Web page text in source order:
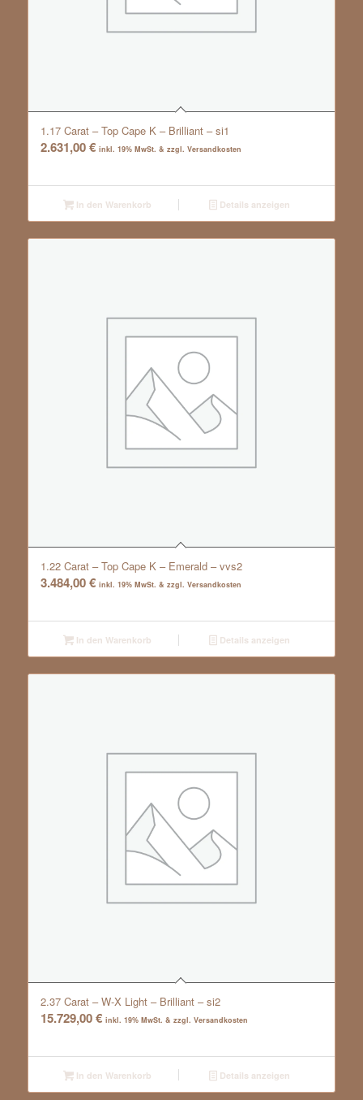
1.17 Carat – Top Cape K – Brilliant – si1
2.631,00€ inkl. 19% MwSt. & zzgl. Versandkosten
In den Warenkorb Details anzeigen
1.22 Carat – Top Cape K – Emerald – vvs2
3.484,00€ inkl. 19% MwSt. & zzgl. Versandkosten
In den Warenkorb Details anzeigen
2.37 Carat – W-X Light – Brilliant – si2
15.729,00€ inkl. 19% MwSt. & zzgl. Versandkosten
In den Warenkorb Details anzeigen